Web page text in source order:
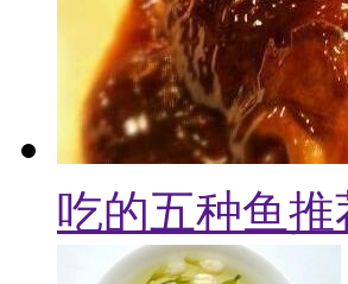
吃的五种鱼推